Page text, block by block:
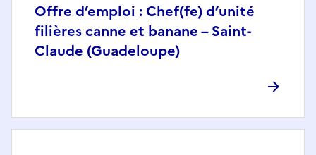
Offre d’emploi : Chef(fe) d’unité
filières canne et banane – Saint-
Claude (Guadeloupe)